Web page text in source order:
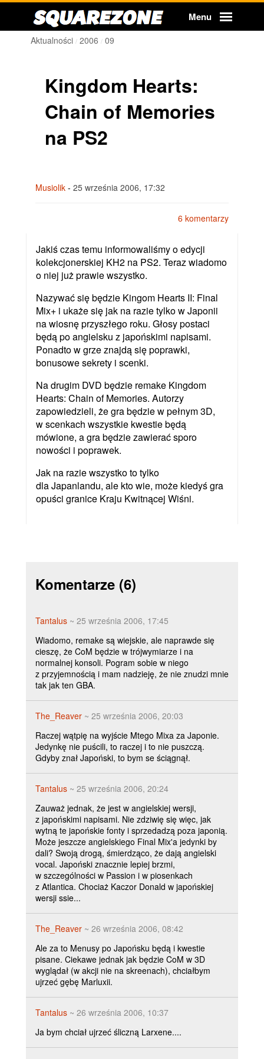
Squarezone Menu
Aktualności 2006 09
Kingdom Hearts:
Chain of Memories
na PS2
Musiolik - 25 września 2006, 17:32
6 komentarzy
Jakiś czas temu informowaliśmy o edycji
kolekcjonerskiej KH2 na PS2. Teraz wiadomo
o niej już prawie wszystko.
Nazywać się będzie Kingom Hearts II: Final
Mix+ i ukaże się jak na razie tylko w Japonii
na wiosnę przyszłego roku. Głosy postaci
będą po angielsku z japońskimi napisami.
Ponadto w grze znajdą się poprawki,
bonusowe sekrety i scenki.
Na drugim DVD będzie remake Kingdom
Hearts: Chain of Memories. Autorzy
zapowiedzieli, że gra będzie w pełnym 3D,
w scenkach wszystkie kwestie będą
mówione, a gra będzie zawierać sporo
nowości i poprawek.
Jak na razie wszystko to tylko
dla Japanlandu, ale kto wie, może kiedyś gra
opuści granice Kraju Kwitnącej Wiśni.
Komentarze (6)
Tantalus ~ 25 września 2006, 17:45
Wiadomo, remake są wiejskie, ale naprawde się
cieszę, że CoM będzie w trójwymiarze i na
normalnej konsoli. Pogram sobie w niego
z przyjemnością i mam nadzieję, że nie znudzi mnie
tak jak ten GBA.
The_Reaver ~ 25 września 2006, 20:03
Raczej wątpię na wyjście Mtego Mixa za Japonie.
Jedynkę nie puścili, to raczej i to nie puszczą.
Gdyby znał Japoński, to bym se ściągnął.
Tantalus ~ 25 września 2006, 20:24
Zauważ jednak, że jest w angielskiej wersji,
z japońskimi napisami. Nie zdziwię się więc, jak
wytną te japońskie fonty i sprzedadzą poza japonią.
Może jeszcze angielskiego Final Mix'a jedynki by
dali? Swoją drogą, śmierdząco, że dają angielski
vocal. Japoński znacznie lepiej brzmi,
w szczególności w Passion i w piosenkach
z Atlantica. Chociaż Kaczor Donald w japońskiej
wersji ssie...
The_Reaver ~ 26 września 2006, 08:42
Ale za to Menusy po Japońsku będą i kwestie
pisane. Ciekawe jednak jak będzie CoM w 3D
wyglądał (w akcji nie na skreenach), chciałbym
ujrzeć gębę Marluxii.
Tantalus ~ 26 września 2006, 10:37
Ja bym chciał ujrzeć śliczną Larxene....